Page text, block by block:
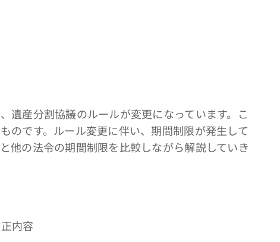
遺産分割協議のルールが変更になっています。こ
のです。ルール変更に伴い、期間制限が発生して
他の法令の期間制限を比較しながら解説していき
内容